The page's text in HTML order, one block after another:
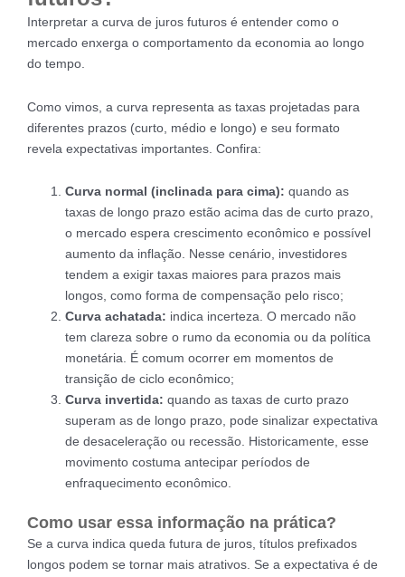
Interpretar a curva de juros futuros é entender como o
mercado enxerga o comportamento da economia ao longo
do tempo.
Como vimos, a curva representa as taxas projetadas para
diferentes prazos (curto, médio e longo) e seu formato
revela expectativas importantes. Confira:
Curva normal (inclinada para cima): quando as
taxas de longo prazo estão acima das de curto prazo,
o mercado espera crescimento econômico e possível
aumento da inflação. Nesse cenário, investidores
tendem a exigir taxas maiores para prazos mais
longos, como forma de compensação pelo risco;
Curva achatada: indica incerteza. O mercado não
tem clareza sobre o rumo da economia ou da política
monetária. É comum ocorrer em momentos de
transição de ciclo econômico;
Curva invertida: quando as taxas de curto prazo
superam as de longo prazo, pode sinalizar expectativa
de desaceleração ou recessão. Historicamente, esse
movimento costuma antecipar períodos de
enfraquecimento econômico.
Como usar essa informação na prática?
Se a curva indica queda futura de juros, títulos prefixados
longos podem se tornar mais atrativos. Se a expectativa é de